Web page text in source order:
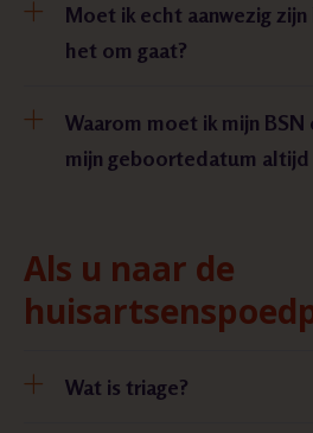
Moet ik echt aanwezig
het om gaat?
Waarom moet ik mijn BSN
mijn geboortedatum altijd
Als u naar de
Wat is triage?